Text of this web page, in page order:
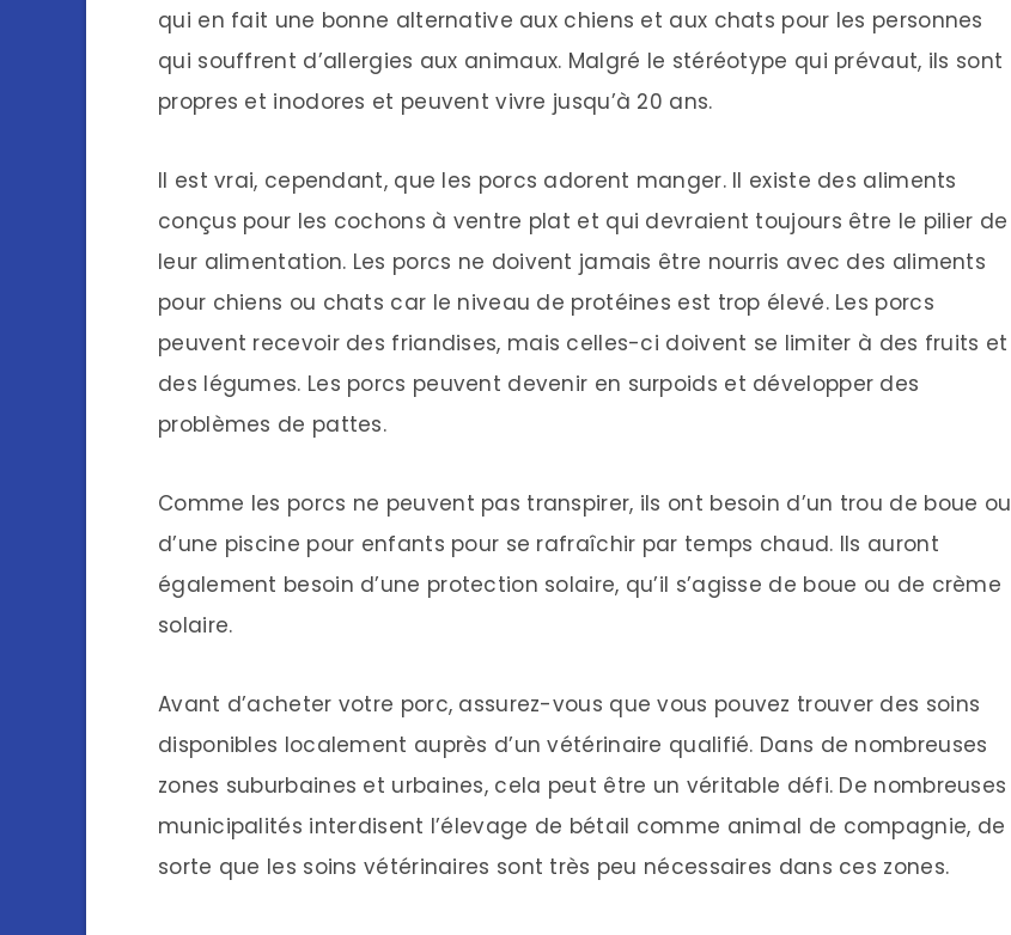
qui en fait une bonne alternative aux chiens et aux chats pour les personnes
qui souffrent d’allergies aux animaux. Malgré le stéréotype qui prévaut, ils sont
propres et inodores et peuvent vivre jusqu’à 20 ans.
Il est vrai, cependant, que les porcs adorent manger. Il existe des aliments
conçus pour les cochons à ventre plat et qui devraient toujours être le pilier de
leur alimentation. Les porcs ne doivent jamais être nourris avec des aliments
pour chiens ou chats car le niveau de protéines est trop élevé. Les porcs
peuvent recevoir des friandises, mais celles-ci doivent se limiter à des fruits et
des légumes. Les porcs peuvent devenir en surpoids et développer des
problèmes de pattes.
Comme les porcs ne peuvent pas transpirer, ils ont besoin d’un trou de boue ou
d’une piscine pour enfants pour se rafraîchir par temps chaud. Ils auront
également besoin d’une protection solaire, qu’il s’agisse de boue ou de crème
solaire.
Avant d’acheter votre porc, assurez-vous que vous pouvez trouver des soins
disponibles localement auprès d’un vétérinaire qualifié. Dans de nombreuses
zones suburbaines et urbaines, cela peut être un véritable défi. De nombreuses
municipalités interdisent l’élevage de bétail comme animal de compagnie, de
sorte que les soins vétérinaires sont très peu nécessaires dans ces zones.